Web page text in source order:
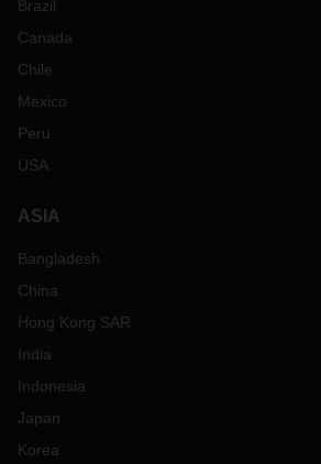
Brazil
Canada
Chile
Mexico
Peru
USA
ASIA
Bangladesh
China
Hong Kong SAR
India
Indonesia
Japan
Korea